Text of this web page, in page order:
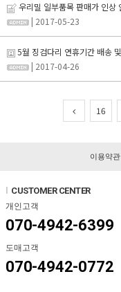
우리밀 일부품목 판매가 인
| 2017-05-23
5월 징검다리 연휴기간 배송
| 2017-04-26
16
이용약관
CUSTOMER CENTER
개인고객
070-4942-6399
도매고객
070-4942-0772